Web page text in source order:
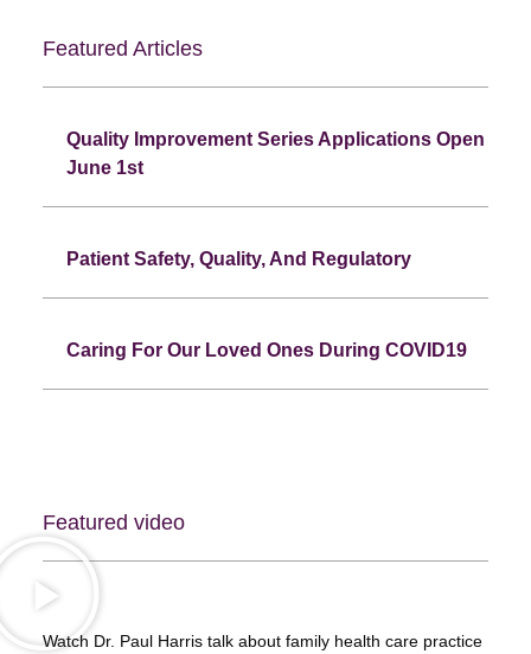
Featured Articles
Quality Improvement Series Applications Open
June 1st
Patient Safety, Quality, And Regulatory
Caring For Our Loved Ones During COVID19
Featured video
Watch Dr. Paul Harris talk about family health care practice